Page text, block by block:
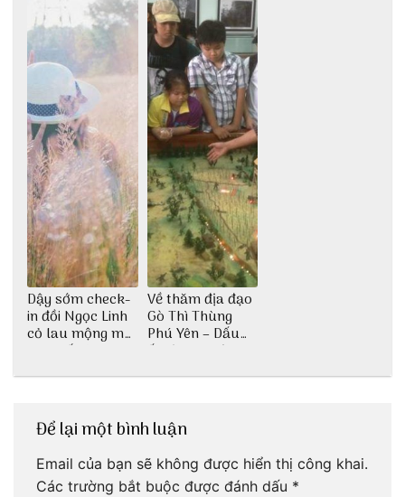
Dậy sớm check-
in đồi Ngọc Linh
cỏ lau mộng mơ
tại Huế nè bạn
Về thăm địa đạo
Gò Thì Thùng
Phú Yên – Dấu
ấn lịch sử còn
Để lại một bình luận
Email của bạn sẽ không được hiển thị công khai.
Các trường bắt buộc được đánh dấu *